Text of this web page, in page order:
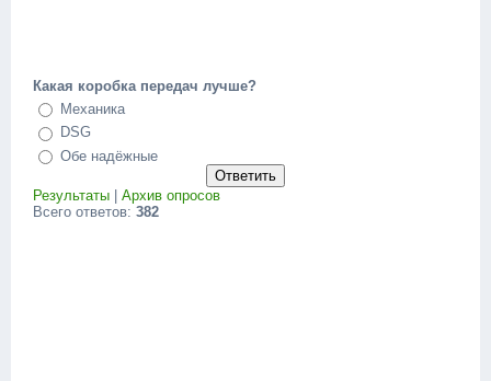
Какая коробка передач лучше?
Механика
DSG
Обе надёжные
Результаты
Архив опросов
Всего ответов: 382